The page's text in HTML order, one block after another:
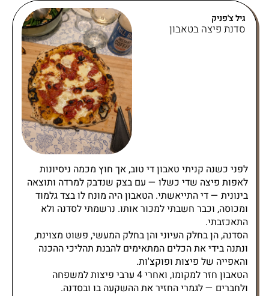
גיל צ'פניק
סדנת פיצה בטאבון
לפני כשנה קניתי טאבון די טוב, אך חוץ מכמה ניסיונות
לאפות פיצה שדי כשלו — עם בצק שנדבק למרדה ותוצאה
בינונית — די התייאשתי. הטאבון היה מונח לו בצד גלמוד
ומכוסה, וכבר חשבתי למכור אותו. נרשמתי לסדנה ולא
התאכזבתי.
הסדנה, הן בחלק העיוני והן בחלק המעשי, פשוט מצוינת,
ונתנה בידי את הכלים המתאימים להבנת תהליכי ההכנה
והאפייה של פיצות ופוקצ'ות.
הטאבון חזר למקומו, ואחרי 4 ערבי פיצות למשפחה
ולחברים — לגמרי החזיר את ההשקעה בו ובסדנה.